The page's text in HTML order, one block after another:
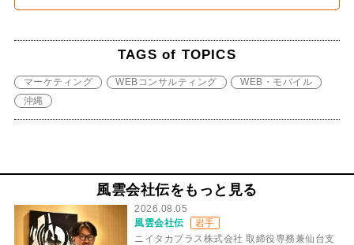
TAGS of TOPICS
マーケティング WEBコンサルティング
WEB・モバイル
沖縄
風雲会社伝をもっと見る
2026.08.05
風雲会社伝
岩手
ニイタカプラス株式会社 取締役専務兼仙台支